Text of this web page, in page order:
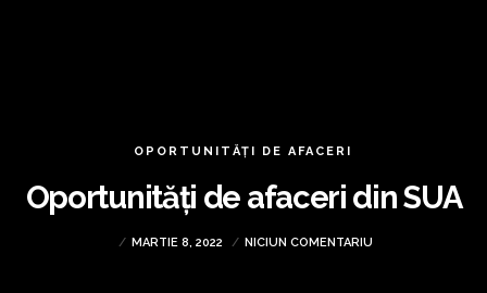
OPORTUNITĂȚI DE AFACERI
Oportunități de afaceri din SUA
MARTIE 8, 2022 NICIUN COMENTARIU